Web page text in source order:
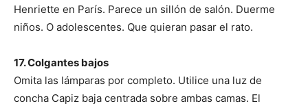
Henriette en París. Parece un sillón de salón. Duerme
niños. O adolescentes. Que quieran pasar el rato.
17. Colgantes bajos
Omita las lámparas por completo. Utilice una luz de
concha Capiz baja centrada sobre ambas camas. El